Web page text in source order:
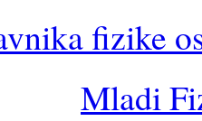
fizike
Mladi